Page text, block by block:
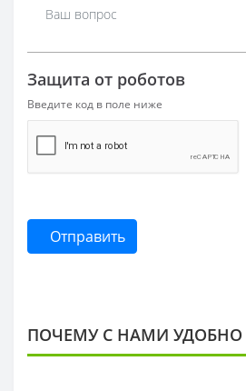
Защита от роботов
Введите код в поле ниже
Отправить
ПОЧЕМУ С НАМИ